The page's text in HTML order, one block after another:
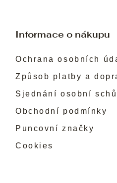
Informace o nákupu
Ochrana osobních
Způsob platby a
Sjednání osobní
Obchodní podmínky
Puncovní značky
Cookies